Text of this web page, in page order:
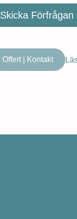
Skicka Förfrågan
Offert | Kontakt